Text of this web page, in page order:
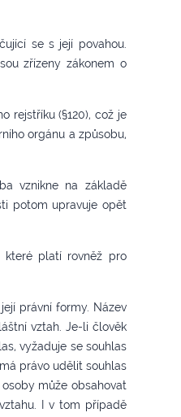
se s její povahou.
zřízeny zákonem o
rejstříku (§120), což je
orgánu a způsobu,
vznikne na základě
potom upravuje opět
které platí rovněž pro
právní formy. Název
vztah. Je-li člověk
vyžaduje se souhlas
právo udělit souhlas
může obsahovat
I v tom případě